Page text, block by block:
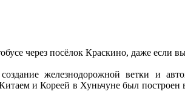
через посёлок Краскино, даже если
железнодорожной ветки и
и Кореей в Хуньчуне был